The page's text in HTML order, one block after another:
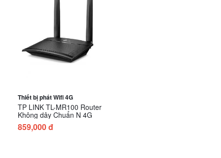
Thiết bị phát Wifi 4G
TP LINK TL-MR100 Router
Không dây Chuẩn N 4G
859,000 đ